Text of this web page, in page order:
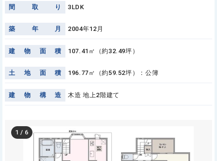
間 取 り 3LDK
築 年 月 2004年12月
建 物 面 積 107.41㎡（約32.49坪）
土 地 面 積 196.77㎡（約59.52坪）：公簿
建 物 構 造 木造 地上2階建て
1 / 6